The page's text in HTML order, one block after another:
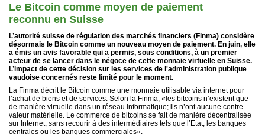
Le Bitcoin comme moyen de paiement
reconnu en Suisse
L’autorité suisse de régulation des marchés financiers (Finma) considère
désormais le Bitcoin comme un nouveau moyen de paiement. En juin, elle
a émis un avis favorable qui a permis, sous conditions, à un premier
acteur de se lancer dans le négoce de cette monnaie virtuelle en Suisse.
L’impact de cette décision sur les services de l'administration publique
vaudoise concernés reste limité pour le moment.
La Finma décrit le Bitcoin comme une monnaie utilisable via internet pour
l’achat de biens et de services. Selon la Finma, «les bitcoins n’existent que
de manière virtuelle dans un réseau informatique; ils n’ont aucune contre-
valeur matérielle. Le commerce de bitcoins se fait de manière décentralisée
sur Internet, sans recourir à des intermédiaires tels que l’Etat, les banques
centrales ou les banques commerciales».